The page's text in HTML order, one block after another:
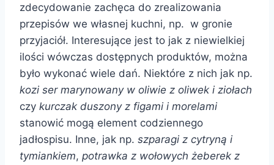
zdecydowanie zachęca do zrealizowania
przepisów we własnej kuchni, np. w gronie
przyjaciół. Interesujące jest to jak z niewielkiej
ilości wówczas dostępnych produktów, można
było wykonać wiele dań. Niektóre z nich jak np.
kozi ser marynowany w oliwie z oliwek i ziołach
czy kurczak duszony z figami i morelami
stanowić mogą element codziennego
jadłospisu. Inne, jak np. szparagi z cytryną i
tymiankiem, potrawka z wołowych żeberek z